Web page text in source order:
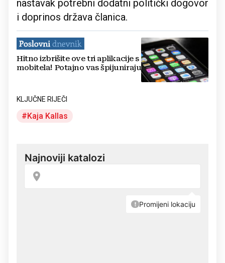
nastavak potrebni dodatni politički dogovor
i doprinos država članica.
Hitno izbrišite ove tri aplikacije s
mobitela! Potajno vas špijuniraju
KLJUČNE RIJEČI
Kaja Kallas